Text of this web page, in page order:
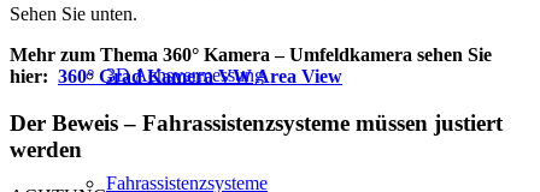
3D Achsvermessung
Fahrassistenzsysteme
Sehen Sie unten.
Mehr zum Thema 360° Kamera – Umfeldkamera sehen Sie
hier: 360° Grad Kamera VW Area View
Der Beweis – Fahrassistenzsysteme müssen justiert
werden